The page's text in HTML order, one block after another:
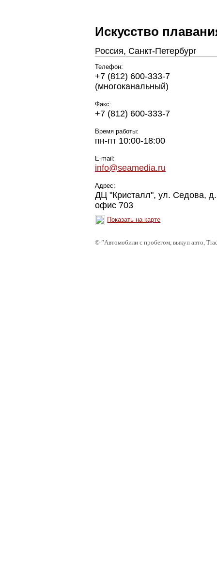
Искусство
Россия, Санкт-Петербург
Телефон:
+7 (812) 600-333-7
(многоканальный)
Факс:
+7 (812) 600-333-7
Время работы:
пн-пт 10:00-18:00
E-mail:
info@seamedia.ru
Адрес:
ДЦ "Кристалл", ул. Седова,
офис 703
Показать на карте
© ”Автомобили с пробегом, выкуп авто,